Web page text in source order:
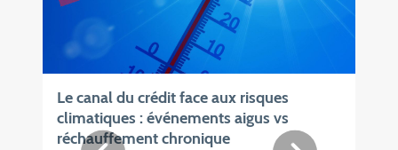
Le canal du crédit face aux risques
climatiques : événements aigus vs
réchauffement chronique